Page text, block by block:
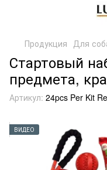
Продукция Для
Стартовый
предмета,
Артикул: 24pcs Per Kit
ВИДЕО